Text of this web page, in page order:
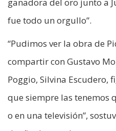
ganadora del oro junto a
fue todo un orgullo”.
“Pudimos ver la obra de
compartir con Gustavo
Poggio, Silvina Escudero,
que siempre las tenemos
o en una televisión”,